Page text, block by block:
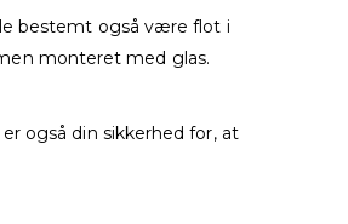
bestemt også være flot i
monteret med glas.
også din sikkerhed for, at